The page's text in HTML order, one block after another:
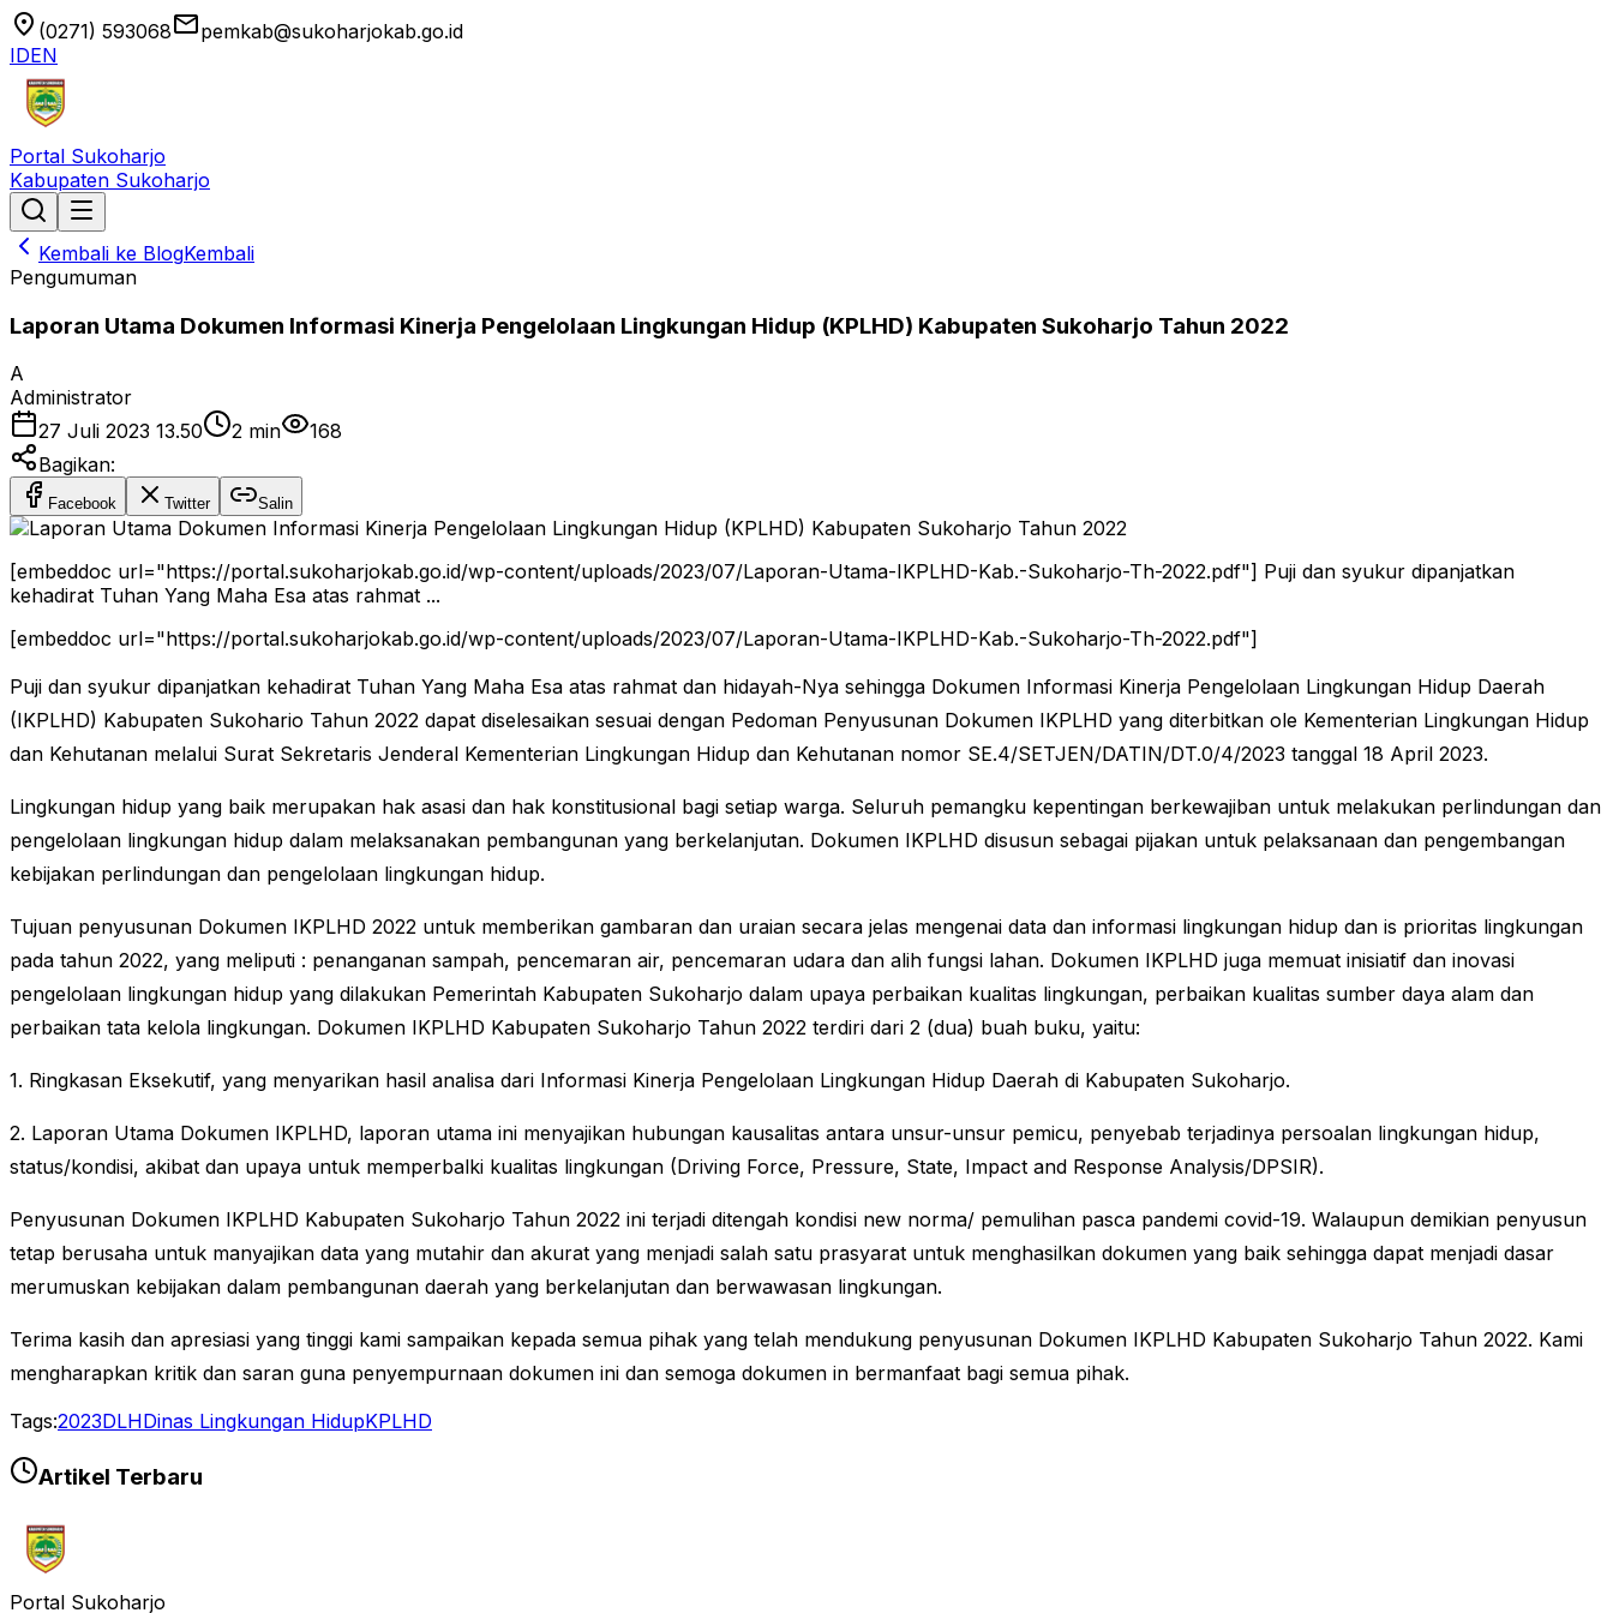
location_on (0271) 593068emailpemkab@sukoharjokab.go.id
IDEN
Portal Sukoharjo
Kabupaten Sukoharjo
Kembali ke BlogKembali
Pengumuman
Laporan Utama Dokumen Informasi Kinerja Pengelolaan Lingkungan Hidup (KPLHD) Kabupaten Sukoharjo Tahun 2022
A
Administrator
27 Juli 2023 13.50
2 min
168
Bagikan:
Facebook Twitter Salin
[embeddoc url="https://portal.sukoharjokab.go.id/wp-content/uploads/2023/07/Laporan-Utama-IKPLHD-Kab.-Sukoharjo-Th-2022.pdf"] Puji dan syukur dipanjatkan
kehadirat Tuhan Yang Maha Esa atas rahmat ...
[embeddoc url="https://portal.sukoharjokab.go.id/wp-content/uploads/2023/07/Laporan-Utama-IKPLHD-Kab.-Sukoharjo-Th-2022.pdf"]
Puji dan syukur dipanjatkan kehadirat Tuhan Yang Maha Esa atas rahmat dan hidayah-Nya sehingga Dokumen Informasi Kinerja Pengelolaan Lingkungan Hidup Daerah
(IKPLHD) Kabupaten Sukohario Tahun 2022 dapat diselesaikan sesuai dengan Pedoman Penyusunan Dokumen IKPLHD yang diterbitkan ole Kementerian Lingkungan Hidup
dan Kehutanan melalui Surat Sekretaris Jenderal Kementerian Lingkungan Hidup dan Kehutanan nomor SE.4/SETJEN/DATIN/DT.0/4/2023 tanggal 18 April 2023.
Lingkungan hidup yang baik merupakan hak asasi dan hak konstitusional bagi setiap warga. Seluruh pemangku kepentingan berkewajiban untuk melakukan perlindungan dan
pengelolaan lingkungan hidup dalam melaksanakan pembangunan yang berkelanjutan. Dokumen IKPLHD disusun sebagai pijakan untuk pelaksanaan dan pengembangan
kebijakan perlindungan dan pengelolaan lingkungan hidup.
Tujuan penyusunan Dokumen IKPLHD 2022 untuk memberikan gambaran dan uraian secara jelas mengenai data dan informasi lingkungan hidup dan is prioritas lingkungan
pada tahun 2022, yang meliputi : penanganan sampah, pencemaran air, pencemaran udara dan alih fungsi lahan. Dokumen IKPLHD juga memuat inisiatif dan inovasi
pengelolaan lingkungan hidup yang dilakukan Pemerintah Kabupaten Sukoharjo dalam upaya perbaikan kualitas lingkungan, perbaikan kualitas sumber daya alam dan
perbaikan tata kelola lingkungan. Dokumen IKPLHD Kabupaten Sukoharjo Tahun 2022 terdiri dari 2 (dua) buah buku, yaitu:
1. Ringkasan Eksekutif, yang menyarikan hasil analisa dari Informasi Kinerja Pengelolaan Lingkungan Hidup Daerah di Kabupaten Sukoharjo.
2. Laporan Utama Dokumen IKPLHD, laporan utama ini menyajikan hubungan kausalitas antara unsur-unsur pemicu, penyebab terjadinya persoalan lingkungan hidup,
status/kondisi, akibat dan upaya untuk memperbalki kualitas lingkungan (Driving Force, Pressure, State, Impact and Response Analysis/DPSIR).
Penyusunan Dokumen IKPLHD Kabupaten Sukoharjo Tahun 2022 ini terjadi ditengah kondisi new norma/ pemulihan pasca pandemi covid-19. Walaupun demikian penyusun
tetap berusaha untuk manyajikan data yang mutahir dan akurat yang menjadi salah satu prasyarat untuk menghasilkan dokumen yang baik sehingga dapat menjadi dasar
merumuskan kebijakan dalam pembangunan daerah yang berkelanjutan dan berwawasan lingkungan.
Terima kasih dan apresiasi yang tinggi kami sampaikan kepada semua pihak yang telah mendukung penyusunan Dokumen IKPLHD Kabupaten Sukoharjo Tahun 2022. Kami
mengharapkan kritik dan saran guna penyempurnaan dokumen ini dan semoga dokumen in bermanfaat bagi semua pihak.
Tags:2023DLHDinas Lingkungan HidupKPLHD
Artikel Terbaru
Portal Sukoharjo